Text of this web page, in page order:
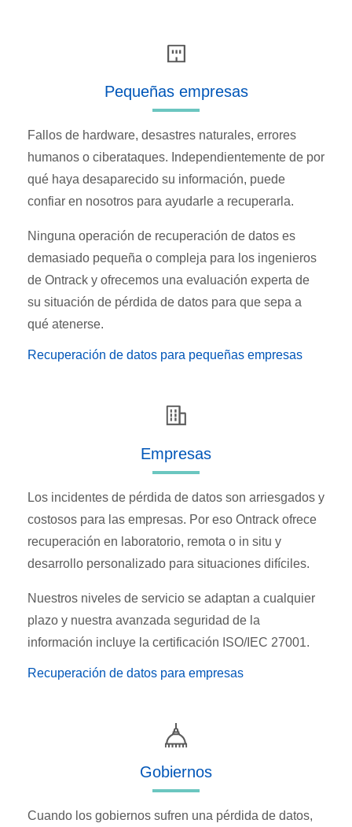
Pequeñas empresas
Fallos de hardware, desastres naturales, errores
humanos o ciberataques. Independientemente de por
qué haya desaparecido su información, puede
confiar en nosotros para ayudarle a recuperarla.
Ninguna operación de recuperación de datos es
demasiado pequeña o compleja para los ingenieros
de Ontrack y ofrecemos una evaluación experta de
su situación de pérdida de datos para que sepa a
qué atenerse.
Recuperación de datos para pequeñas empresas
Empresas
Los incidentes de pérdida de datos son arriesgados y
costosos para las empresas. Por eso Ontrack ofrece
recuperación en laboratorio, remota o in situ y
desarrollo personalizado para situaciones difíciles.
Nuestros niveles de servicio se adaptan a cualquier
plazo y nuestra avanzada seguridad de la
información incluye la certificación ISO/IEC 27001.
Recuperación de datos para empresas
Gobiernos
Cuando los gobiernos sufren una pérdida de datos,